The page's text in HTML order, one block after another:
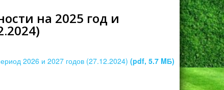
на 2025 год и
2026 и 2027 годов (27.12.2024) (pdf, 5.7 MБ)